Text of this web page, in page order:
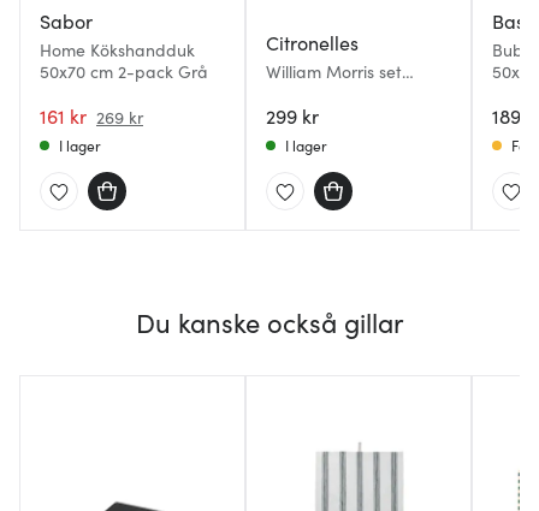
Sabor
Home Kökshandduk
50x70 cm 2-pack Grå
161 kr 269 kr
I lager
Citronelles
William Morris set
disktrasa Pimpernel
meadow
299 kr
I lager
189
Få
Du kanske också gillar